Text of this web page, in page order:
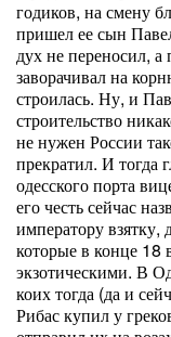
годиков, на смену
пришел ее сын
дух не переносил, а
заворачивал на
строилась. Ну, и
строительство
не нужен России
прекратил. И тогда
одесского порта
его честь сейчас
императору взятку,
которые в конце 18
экзотическими. В
коих тогда (да и
Рибас купил у